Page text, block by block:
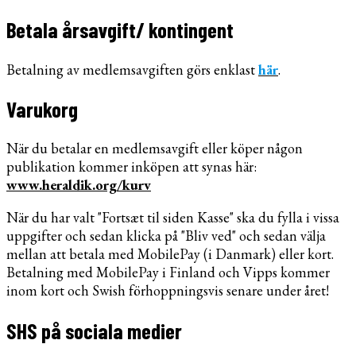
Betala årsavgift/ kontingent
Betalning av medlemsavgiften görs enklasthär.
Varukorg
När du betalar en medlemsavgift eller köper någon
publikation kommer inköpen att synas här:
www.heraldik.org/kurv
När du har valt "Fortsæt til siden Kasse" ska du fylla i vissa
uppgifter och sedan klicka på "Bliv ved" och sedan välja
mellan att betala med MobilePay (i Danmark) eller kort.
Betalning med MobilePay i Finland och Vipps kommer
inom kort och Swish förhoppningsvis senare under året!
SHS på sociala medier